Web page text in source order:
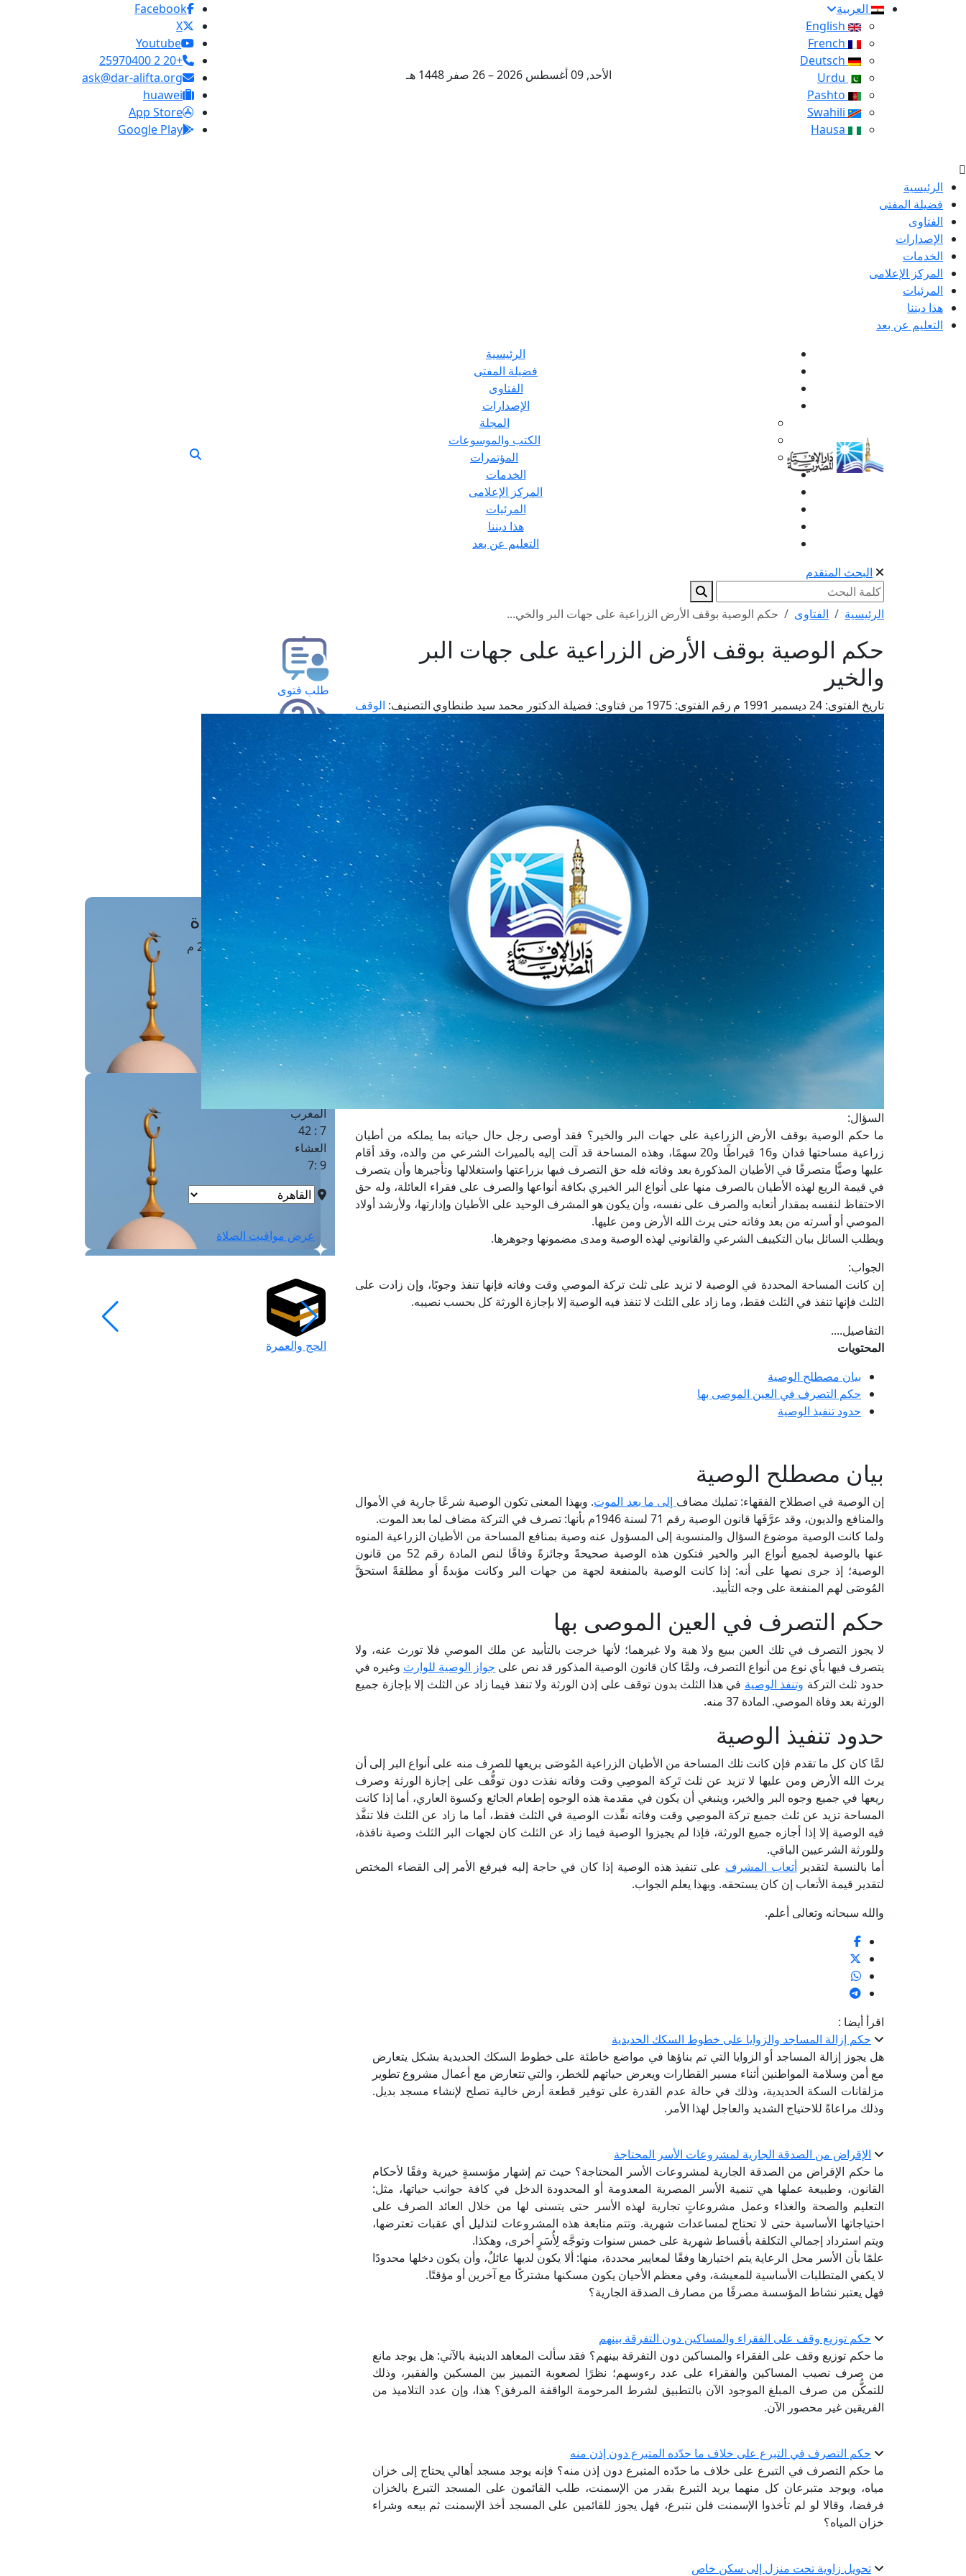
العربية
الأحد, 09 أغسطس 2026 – 26 صفر 1448 هـ
Facebook
X
Youtube
+20 2 25970400
ask@dar-alifta.org
huawei
App Store
Google Play
الرئيسية
فضيلة المفتى
الفتاوى
الإصدارات
الخدمات
المركز الإعلامى
المرئيات
هذا ديننا
التعليم عن بعد
الرئيسية
فضيلة المفتى
الفتاوى
الإصدارات
المجلة
الكتب والموسوعات
المؤتمرات
الخدمات
المركز الإعلامى
المرئيات
هذا ديننا
التعليم عن بعد
البحث المتقدم
الرئيسية الفتاوى حكم الوصية بوقف الأرض الزراعية على جهات البر والخي...
حكم الوصية بوقف الأرض الزراعية على جهات البر
والخير
تاريخ الفتوى: رقم الفتوى: من فتاوى: فضيلة الدكتور محمد سيد طنطاوي التصنيف: الوقف
السؤال:
ما حكم الوصية بوقف الأرض الزراعية على جهات البر والخير؟ فقد أوصى رجل حال حياته بما يملكه من أطيان
زراعية مساحتها فدان و16 قيراطًا و20 سهمًا، وهذه المساحة قد آلت إليه بالميراث الشرعي من والده، وقد أقام
عليها وصيًّا متصرفًا في الأطيان المذكورة بعد وفاته فله حق التصرف فيها بزراعتها واستغلالها وتأجيرها وأن يتصرف
في قيمة الريع لهذه الأطيان بالصرف منها على أنواع البر الخيري بكافة أنواعها والصرف على فقراء العائلة، وله حق
الاحتفاظ لنفسه بمقدار أتعابه والصرف على نفسه، وأن يكون هو المشرف الوحيد على الأطيان وإدارتها، ولأرشد أولاد
الموصي أو أسرته من بعد وفاته حتى يرث الله الأرض ومن عليها.
ويطلب السائل بيان التكييف الشرعي والقانوني لهذه الوصية ومدى مضمونها وجوهرها.
الجواب:
إن كانت المساحة المحددة في الوصية لا تزيد على ثلث تركة الموصي وقت وفاته فإنها تنفذ وجوبًا، وإن زادت على
الثلث فإنها تنفذ في الثلث فقط، وما زاد على الثلث لا تنفذ فيه الوصية إلا بإجازة الورثة كل بحسب نصيبه.
التفاصيل....
المحتويات
بيان مصطلح الوصية
حكم التصرف في العين الموصى بها
حدود تنفيذ الوصية
بيان مصطلح الوصية
إن الوصية في اصطلاح الفقهاء: تمليك مضاف إلى ما بعد الموت. وبهذا المعنى تكون الوصية شرعًا جارية في الأموال
والمنافع والديون، وقد عرَّفَها قانون الوصية رقم 71 لسنة 1946م بأنها: تصرف في التركة مضاف لما بعد الموت.
ولما كانت الوصية موضوع السؤال والمنسوبة إلى المسؤول عنه وصية بمنافع المساحة من الأطيان الزراعية المنوه
عنها بالوصية لجميع أنواع البر والخير فتكون هذه الوصية صحيحةً وجائزةً وفاقًا لنص المادة رقم 52 من قانون
الوصية؛ إذ جرى نصها على أنه: إذا كانت الوصية بالمنفعة لجهة من جهات البر وكانت مؤبدةً أو مطلقةً استحقَّ
المُوصَى لهم المنفعة على وجه التأبيد.
حكم التصرف في العين الموصى بها
لا يجوز التصرف في تلك العين ببيع ولا هبة ولا غيرهما؛ لأنها خرجت بالتأبيد عن ملك الموصي فلا تورث عنه، ولا
يتصرف فيها بأي نوع من أنواع التصرف، ولمَّا كان قانون الوصية المذكور قد نص على جواز الوصية للوارث وغيره في
حدود ثلث التركة وتنفذ الوصية في هذا الثلث بدون توقف على إذن الورثة ولا تنفذ فيما زاد عن الثلث إلا بإجازة جميع
الورثة بعد وفاة الموصي. المادة 37 منه.
حدود تنفيذ الوصية
لمَّا كان كل ما تقدم فإن كانت تلك المساحة من الأطيان الزراعية المُوصَى بريعها للصرف منه على أنواع البر إلى أن
يرث الله الأرض ومن عليها لا تزيد عن ثلث تَرِكة الموصِي وقت وفاته نفذت دون توقُّف على إجازة الورثة وصرف
ريعها في جميع وجوه البر والخير، وينبغي أن يكون في مقدمة هذه الوجوه إطعام الجائع وكسوة العاري، أما إذا كانت
المساحة تزيد عن ثلث جميع تركة الموصِي وقت وفاته نفِّذت الوصية في الثلث فقط، أما ما زاد عن الثلث فلا تنفَّذ
فيه الوصية إلا إذا أجازه جميع الورثة، فإذا لم يجيزوا الوصية فيما زاد عن الثلث كان لجهات البر الثلث وصية نافذة،
وللورثة الشرعيين الباقي.
أما بالنسبة لتقديرأتعاب المشرف على تنفيذ هذه الوصية إذا كان في حاجة إليه فيرفع الأمر إلى القضاء المختص
لتقدير قيمة الأتعاب إن كان يستحقه. وبهذا يعلم الجواب.
والله سبحانه وتعالى أعلم.
اقرأ أيضا :
حكم إزالة المساجد والزوايا على خطوط السكك الحديدية
هل يجوز إزالة المساجد أو الزوايا التي تم بناؤها في مواضع خاطئة على خطوط السكك الحديدية بشكل يتعارض
مع أمن وسلامة المواطنين أثناء مسير القطارات ويعرض حياتهم للخطر، والتي تتعارض مع أعمال مشروع تطوير
مزلقانات السكة الحديدية، وذلك في حالة عدم القدرة على توفير قطعة أرض خالية تصلح لإنشاء مسجد بديل.
وذلك مراعاةً للاحتياج الشديد والعاجل لهذا الأمر.
الإقراض من الصدقة الجارية لمشروعات الأسر المحتاجة
ما حكم الإقراض من الصدقة الجارية لمشروعات الأسر المحتاجة؟ حيث تم إشهار مؤسسةٍ خيرية وفقًا لأحكام
القانون، وطبيعة عملها هي تنمية الأسر المصرية المعدومة أو المحدودة الدخل في كافة جوانب حياتها، مثل:
التعليم والصحة والغذاء وعمل مشروعاتٍ تجارية لهذه الأسر حتى يتسنى لها من خلال العائد الصرف على
احتياجاتها الأساسية حتى لا تحتاج لمساعدات شهرية. وتتم متابعة هذه المشروعات لتذليل أي عقبات تعترضها،
ويتم استرداد إجمالي التكلفة بأقساط شهرية على خمس سنوات وتوجَّه لِأُسَرٍ أخرى، وهكذا.
علمًا بأن الأسر محل الرعاية يتم اختيارها وفقًا لمعايير محددة، منها: ألا يكون لديها عائلٌ، وأن يكون دخلها محدودًا
لا يكفي المتطلبات الأساسية للمعيشة، وفي معظم الأحيان يكون مسكنها مشتركًا مع آخرين أو مؤقتًا.
فهل يعتبر نشاط المؤسسة مصرفًا من مصارف الصدقة الجارية؟
حكم توزيع وقف على الفقراء والمساكين دون التفرقة بينهم
ما حكم توزيع وقف على الفقراء والمساكين دون التفرقة بينهم؟ فقد سألت المعاهد الدينية بالآتي: هل يوجد مانع
من صرف نصيب المساكين والفقراء على عدد رءوسهم؛ نظرًا لصعوبة التمييز بين المسكين والفقير، وذلك
للتمكُّن من صرف المبلغ الموجود الآن بالتطبيق لشرط المرحومة الواقفة المرفق؟ هذا، وإن عدد التلاميذ من
الفريقين غير محصور الآن.
حكم التصرف في التبرع على خلاف ما حدّده المتبرع دون إذن منه
ما حكم التصرف في التبرع على خلاف ما حدّده المتبرع دون إذن منه؟ فإنه يوجد مسجد أهالي يحتاج إلى خزان
مياه، ويوجد متبرعان كل منهما يريد التبرع بقدر من الإسمنت، طلب القائمون على المسجد التبرع بالخزان
فرفضا، وقالا لو لم تأخذوا الإسمنت فلن نتبرع، فهل يجوز للقائمين على المسجد أخذ الإسمنت ثم بيعه وشراء
خزان المياه؟
تحويل زاوية تحت منزل إلى سكن خاص
طلب فتوى
استعلام عن فتوى
حجز موعد
الفتوى الهاتفية
مَواقِيتُ الصَّـــلاة
القاهرة · 09 أغسطس 2026 م
الفجر
الشروق
6 :18
1 : 0
المغرب
7 : 42
العشاء
9 :7
عرض مواقيت الصلاة
الحج والعمرة